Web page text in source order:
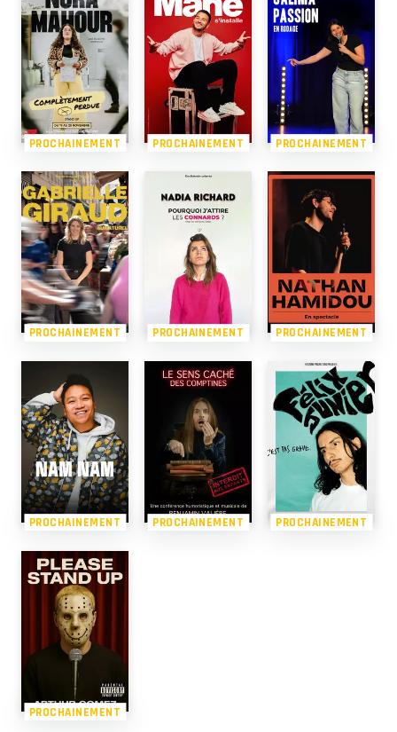
PROCHAINEMENT PROCHAINEMENT PROCHAINEMENT
PROCHAINEMENT PROCHAINEMENT PROCHAINEMENT
PROCHAINEMENT PROCHAINEMENT PROCHAINEMENT
PROCHAINEMENT